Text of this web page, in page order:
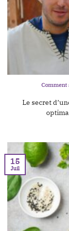
Comment
Le secret
15
Juil